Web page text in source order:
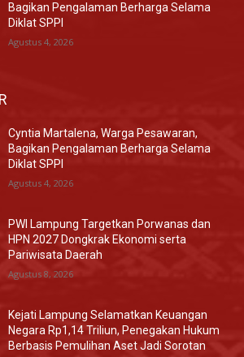
Bagikan Pengalaman Berharga Selama
Diklat SPPI
Agustus 4, 2026
Cyntia Martalena, Warga Pesawaran,
Bagikan Pengalaman Berharga Selama
Diklat SPPI
Agustus 4, 2026
PWI Lampung Targetkan Porwanas dan
HPN 2027 Dongkrak Ekonomi serta
Pariwisata Daerah
Agustus 8, 2026
Kejati Lampung Selamatkan Keuangan
Negara Rp1,14 Triliun, Penegakan Hukum
Berbasis Pemulihan Aset Jadi Sorotan